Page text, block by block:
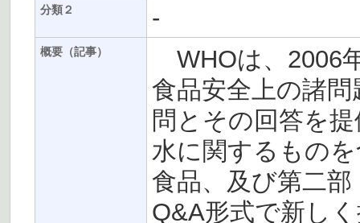
分類２ -
概要（記事）
WHOは、2006
食品安全上の諸
問とその回答を
水に関するもの
食品、及び第二
Q&A形式で新し